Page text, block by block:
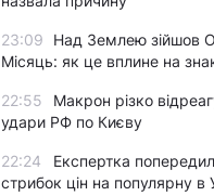
23:09
Над Землею зійшов
Місяць: як це вплине на
22:55
Макрон різко
удари РФ по Києву
22:24
Експертка
стрибок цін на популярну в